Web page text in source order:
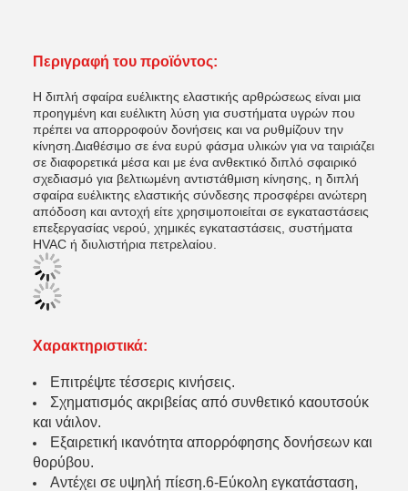
Περιγραφή του προϊόντος:
Η διπλή σφαίρα ευέλικτης ελαστικής αρθρώσεως είναι μια
προηγμένη και ευέλικτη λύση για συστήματα υγρών που
πρέπει να απορροφούν δονήσεις και να ρυθμίζουν την
κίνηση.Διαθέσιμο σε ένα ευρύ φάσμα υλικών για να ταιριάζει
σε διαφορετικά μέσα και με ένα ανθεκτικό διπλό σφαιρικό
σχεδιασμό για βελτιωμένη αντιστάθμιση κίνησης, η διπλή
σφαίρα ευέλικτης ελαστικής σύνδεσης προσφέρει ανώτερη
απόδοση και αντοχή είτε χρησιμοποιείται σε εγκαταστάσεις
επεξεργασίας νερού, χημικές εγκαταστάσεις, συστήματα
HVAC ή διυλιστήρια πετρελαίου.
Χαρακτηριστικά:
Επιτρέψτε τέσσερις κινήσεις.
Σχηματισμός ακριβείας από συνθετικό καουτσούκ
και νάιλον.
Εξαιρετική ικανότητα απορρόφησης δονήσεων και
θορύβου.
Αντέχει σε υψηλή πίεση.6-Εύκολη εγκατάσταση,